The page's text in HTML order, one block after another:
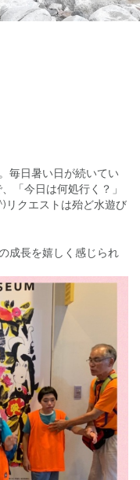
毎日暑い日が続いてい
「今日は何処行く？」
リクエストは殆ど水遊び
成長を嬉しく感じられ